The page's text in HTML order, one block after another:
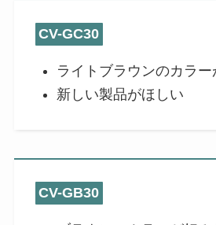
CV-GC30
ライトブラウンのカラ
新しい製品がほしい
CV-GB30